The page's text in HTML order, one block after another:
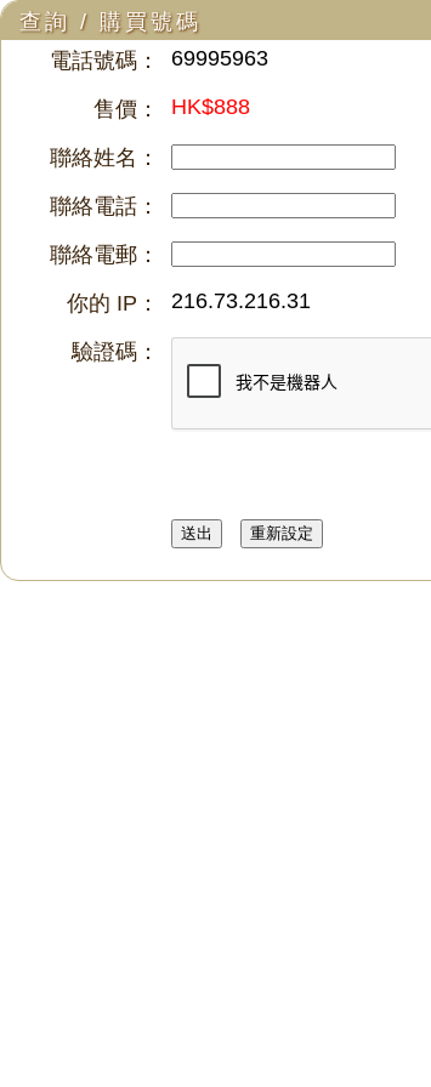
查詢 / 購買號碼
電話號碼：
69995963
售價： HK$888
聯絡姓名：
聯絡電話：
聯絡電郵：
你的 IP：
216.73.216.31
驗證碼：